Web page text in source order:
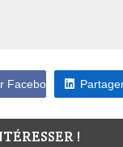
Facebook
!